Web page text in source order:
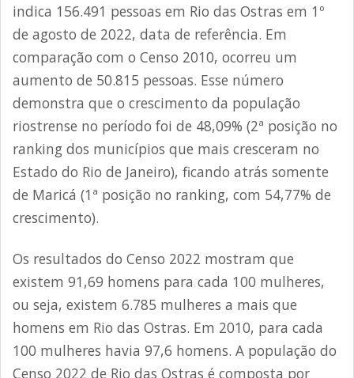
indica 156.491 pessoas em Rio das Ostras em 1º
de agosto de 2022, data de referência. Em
comparação com o Censo 2010, ocorreu um
aumento de 50.815 pessoas. Esse número
demonstra que o crescimento da população
riostrense no período foi de 48,09% (2ª posição no
ranking dos municípios que mais cresceram no
Estado do Rio de Janeiro), ficando atrás somente
de Maricá (1ª posição no ranking, com 54,77% de
crescimento).
Os resultados do Censo 2022 mostram que
existem 91,69 homens para cada 100 mulheres,
ou seja, existem 6.785 mulheres a mais que
homens em Rio das Ostras. Em 2010, para cada
100 mulheres havia 97,6 homens. A população do
Censo 2022 de Rio das Ostras é composta por